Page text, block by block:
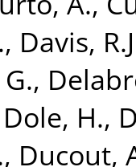
, Davis,
,
Dole, H.,
, Ducout,